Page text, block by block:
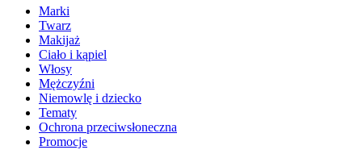
Marki
Twarz
Makijaż
Ciało i kąpiel
Włosy
Mężczyźni
Niemowlę i dziecko
Tematy
Ochrona przeciwsłoneczna
Promocje